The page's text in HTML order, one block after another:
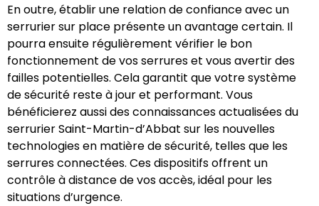
En outre, établir une relation de confiance avec un
serrurier sur place présente un avantage certain. Il
pourra ensuite régulièrement vérifier le bon
fonctionnement de vos serrures et vous avertir des
failles potentielles. Cela garantit que votre système
de sécurité reste à jour et performant. Vous
bénéficierez aussi des connaissances actualisées du
serrurier Saint-Martin-d’Abbat sur les nouvelles
technologies en matière de sécurité, telles que les
serrures connectées. Ces dispositifs offrent un
contrôle à distance de vos accès, idéal pour les
situations d’urgence.